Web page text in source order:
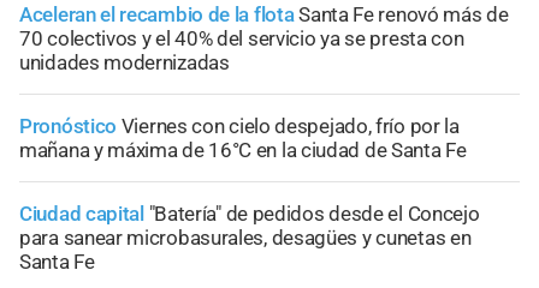
Aceleran el recambio de la flotaSanta Fe renovó más de
70 colectivos y el 40% del servicio ya se presta con
unidades modernizadas
Pronóstico Viernes con cielo despejado, frío por la
mañana y máxima de 16°C en la ciudad de Santa Fe
Ciudad capital "Batería" de pedidos desde el Concejo
para sanear microbasurales, desagües y cunetas en
Santa Fe